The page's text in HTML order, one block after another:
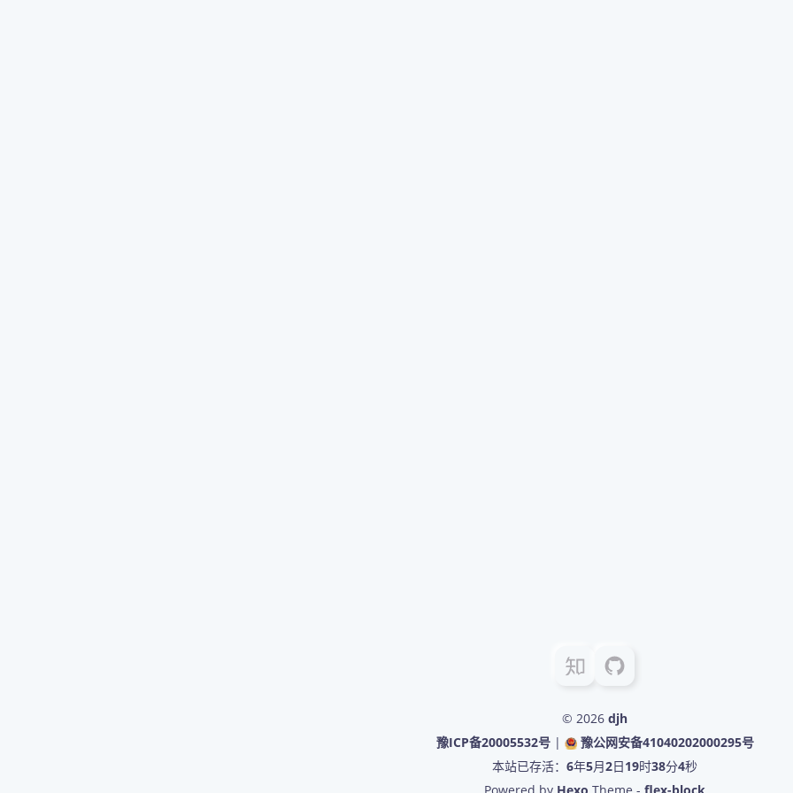
© 2026 djh
豫ICP备20005532号|
豫公网安备41040202000295号
本站已存活： 6年5月2日19时38分4秒